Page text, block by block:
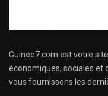
Guinee7.com est votre
économiques, sociales et
vous fournissons les